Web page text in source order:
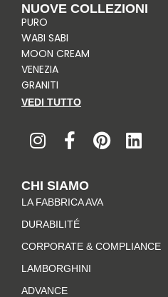
NUOVE COLLEZIONI
PURO
WABI SABI
MOON CREAM
VENEZIA
GRANITI
VEDI TUTTO
n
s
a
g
r
a
m
a
c
b
o
o
k
-
f
i
n
r
s
i
n
n
CHI SIAMO
LA FABBRICA AVA
DURABILITÉ
CORPORATE & COMPLIANCE
LAMBORGHINI
ADVANCE